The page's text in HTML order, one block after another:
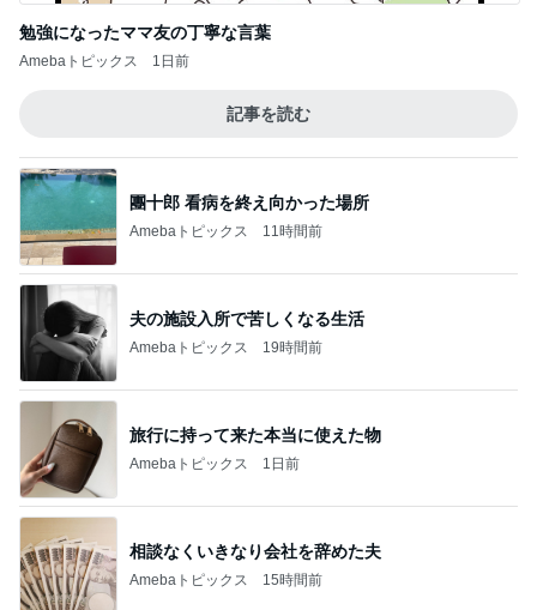
勉強になったママ友の丁寧な言葉
Amebaトピックス 1日前
記事を読む
團十郎 看病を終え向かった場所
Amebaトピックス 11時間前
夫の施設入所で苦しくなる生活
Amebaトピックス 19時間前
旅行に持って来た本当に使えた物
Amebaトピックス 1日前
相談なくいきなり会社を辞めた夫
Amebaトピックス 15時間前